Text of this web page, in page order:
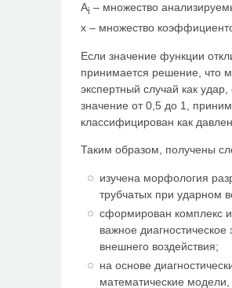
Ai – множество
x – множество
Если значение функции
принимается решение, что
экспертный случай как
значение от 0,5 до 1,
классифицирован как
Таким образом, получены
изучена морфология
трубчатых при ударном
сформирован комплекс
важное
внешнего воздействия;
на основе
математические